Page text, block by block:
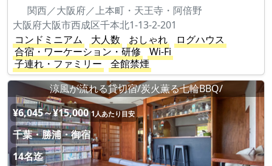
関西／大阪府／上本町・天王寺・阿倍野
大阪府大阪市西成区千本北1-13-2-201
コンドミニアム
大人数 おしゃれ
ログハウス
合宿・ワーケーション・研修
Wi-Fi
子連れ・ファミリー
全館禁煙
涼風が流れる貸切宿/炭火薫る七輪BBQ/
¥6,045～¥15,000 1人あたり目安
千葉・勝浦・御宿
14名迄